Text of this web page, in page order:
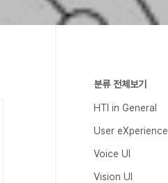
분류 전체보기
HTI in General
User eXperience
Voice UI
Vision UI